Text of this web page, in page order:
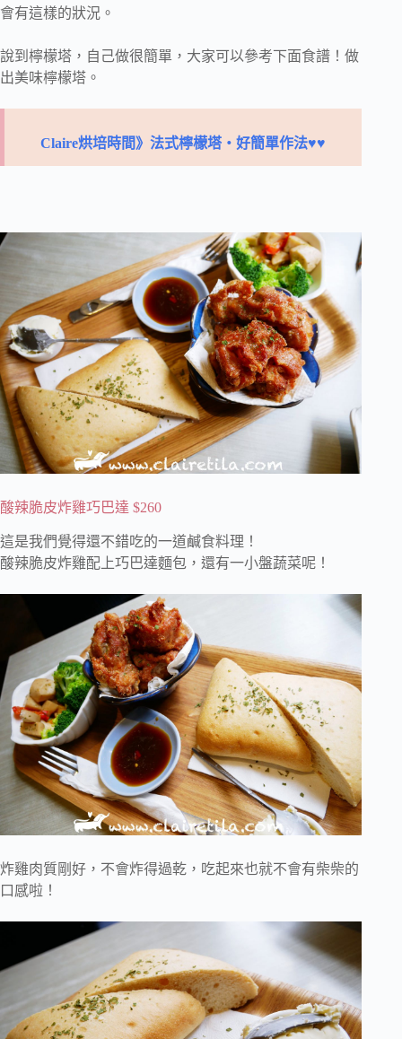
會有這樣的狀況。
說到檸檬塔，自己做很簡單，大家可以參考下面食譜！做
出美味檸檬塔。
Claire烘培時間》法式檸檬塔‧好簡單作法♥♥
酸辣脆皮炸雞巧巴達 $260
這是我們覺得還不錯吃的一道鹹食料理！
酸辣脆皮炸雞配上巧巴達麵包，還有一小盤蔬菜呢！
炸雞肉質剛好，不會炸得過乾，吃起來也就不會有柴柴的
口感啦！